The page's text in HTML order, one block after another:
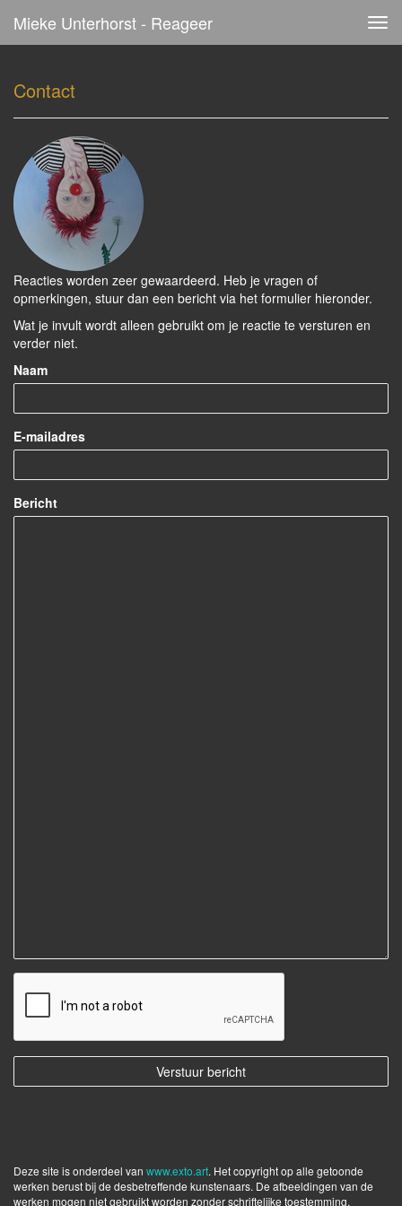
Mieke Unterhorst - Reageer
Contact
Reacties worden zeer gewaardeerd. Heb je vragen of
opmerkingen, stuur dan een bericht via het formulier hieronder.
Wat je invult wordt alleen gebruikt om je reactie te versturen en
verder niet.
Naam
E-mailadres
Bericht
Deze site is onderdeel van www.exto.art. Het copyright op alle getoonde
werken berust bij de desbetreffende kunstenaars. De afbeeldingen van de
werken mogen niet gebruikt worden zonder schriftelijke toestemming.